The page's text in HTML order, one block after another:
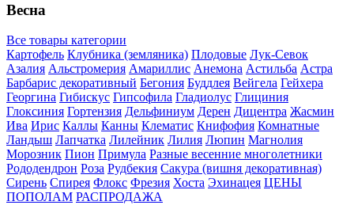
Весна
Все товары категории
Картофель Клубника (земляника) Плодовые Лук-Севок
Азалия Альстромерия Амариллис Анемона Астильба Астра
Барбарис декоративный Бегония Буддлея Вейгела Гейхера
Георгина Гибискус Гипсофила Гладиолус Глициния
Глоксиния Гортензия Дельфиниум Дерен Дицентра Жасмин
Ива Ирис Каллы Канны Клематис Книфофия Комнатные
Ландыш Лапчатка Лилейник Лилия Люпин Магнолия
Морозник Пион Примула Разные весенние многолетники
Рододендрон Роза Рудбекия Сакура (вишня декоративная)
Сирень Спирея Флокс Фрезия Хоста Эхинацея ЦЕНЫ
ПОПОЛАМ РАСПРОДАЖА